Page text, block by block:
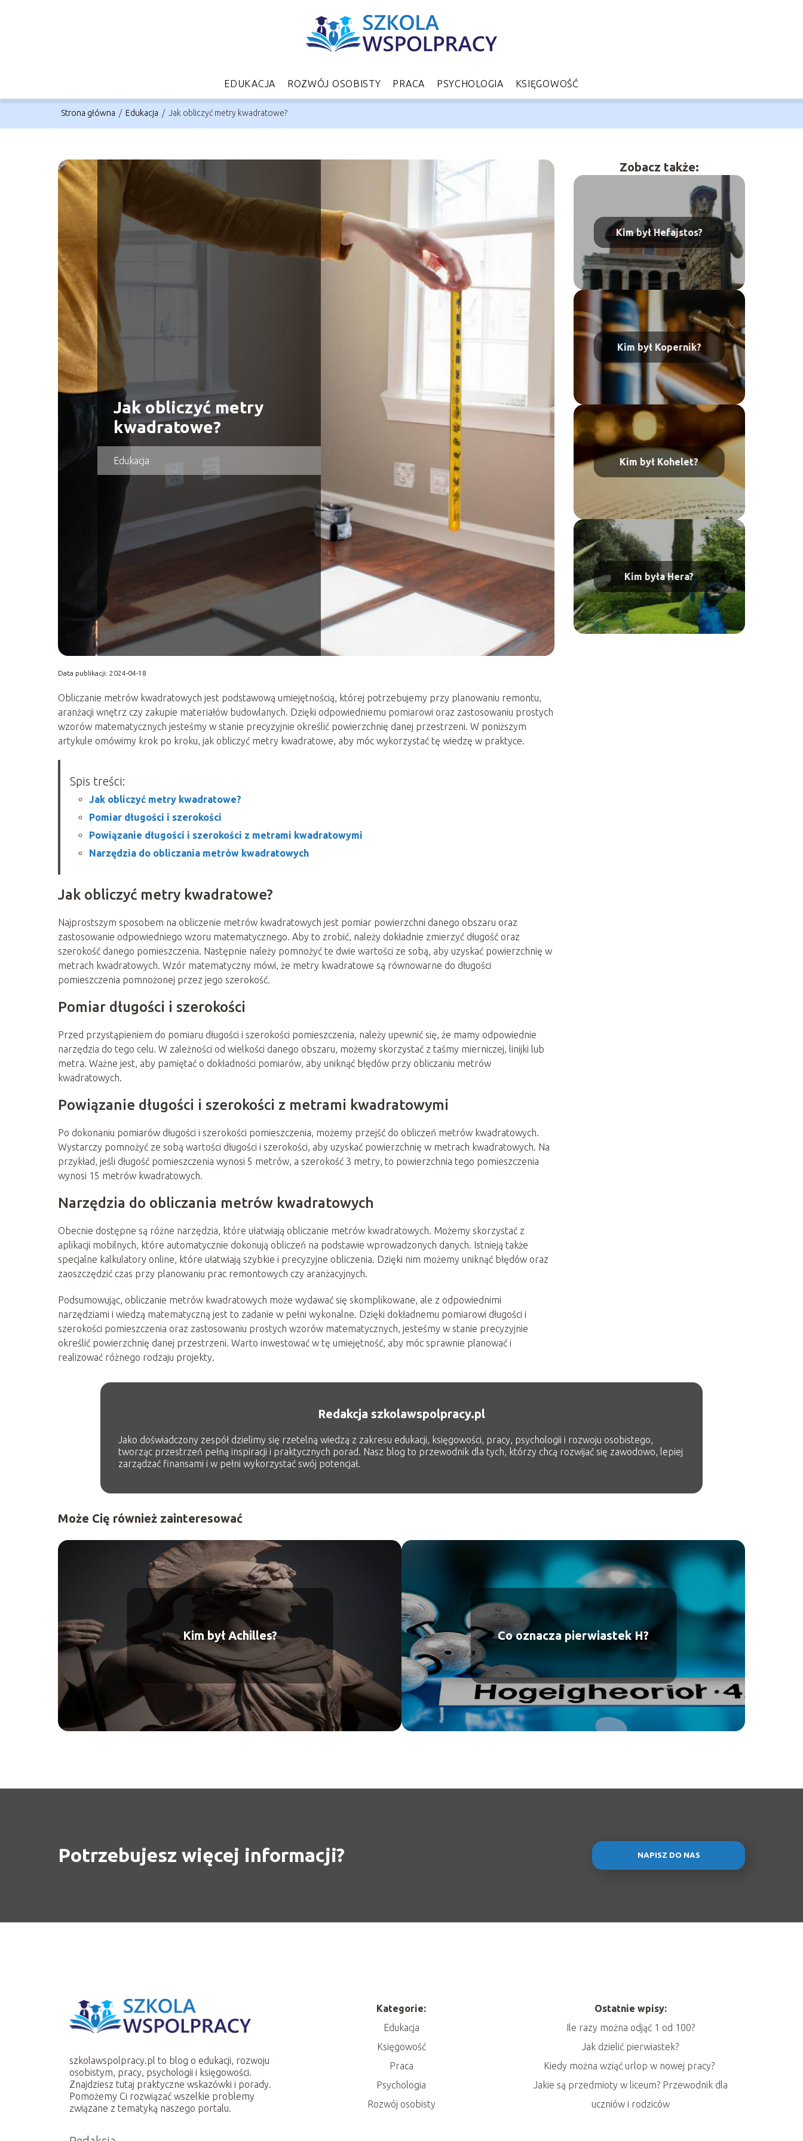
EDUKACJA ROZWÓJ OSOBISTY PRACA PSYCHOLOGIA KSIĘGOWOŚĆ
Strona główna / Edukacja / Jak obliczyć metry kwadratowe?
Jak obliczyć metry
kwadratowe?
Edukacja
Data publikacji: 2024-04-18
Obliczanie metrów kwadratowych jest podstawową umiejętnością, której potrzebujemy przy planowaniu remontu,
aranżacji wnętrz czy zakupie materiałów budowlanych. Dzięki odpowiedniemu pomiarowi oraz zastosowaniu prostych
wzorów matematycznych jesteśmy w stanie precyzyjnie określić powierzchnię danej przestrzeni. W poniższym
artykule omówimy krok po kroku, jak obliczyć metry kwadratowe, aby móc wykorzystać tę wiedzę w praktyce.
Spis treści:
Jak obliczyć metry kwadratowe?
Pomiar długości i szerokości
Powiązanie długości i szerokości z metrami kwadratowymi
Narzędzia do obliczania metrów kwadratowych
Jak obliczyć metry kwadratowe?
Najprostszym sposobem na obliczenie metrów kwadratowych jest pomiar powierzchni danego obszaru oraz
zastosowanie odpowiedniego wzoru matematycznego. Aby to zrobić, należy dokładnie zmierzyć długość oraz
szerokość danego pomieszczenia. Następnie należy pomnożyć te dwie wartości ze sobą, aby uzyskać powierzchnię w
metrach kwadratowych. Wzór matematyczny mówi, że metry kwadratowe są równowarne do długości
pomieszczenia pomnożonej przez jego szerokość.
Pomiar długości i szerokości
Przed przystąpieniem do pomiaru długości i szerokości pomieszczenia, należy upewnić się, że mamy odpowiednie
narzędzia do tego celu. W zależności od wielkości danego obszaru, możemy skorzystać z taśmy mierniczej, linijki lub
metra. Ważne jest, aby pamiętać o dokładności pomiarów, aby uniknąć błędów przy obliczaniu metrów
kwadratowych.
Powiązanie długości i szerokości z metrami kwadratowymi
Po dokonaniu pomiarów długości i szerokości pomieszczenia, możemy przejść do obliczeń metrów kwadratowych.
Wystarczy pomnożyć ze sobą wartości długości i szerokości, aby uzyskać powierzchnię w metrach kwadratowych. Na
przykład, jeśli długość pomieszczenia wynosi 5 metrów, a szerokość 3 metry, to powierzchnia tego pomieszczenia
wynosi 15 metrów kwadratowych.
Narzędzia do obliczania metrów kwadratowych
Obecnie dostępne są różne narzędzia, które ułatwiają obliczanie metrów kwadratowych. Możemy skorzystać z
aplikacji mobilnych, które automatycznie dokonują obliczeń na podstawie wprowadzonych danych. Istnieją także
specjalne kalkulatory online, które ułatwiają szybkie i precyzyjne obliczenia. Dzięki nim możemy uniknąć błędów oraz
zaoszczędzić czas przy planowaniu prac remontowych czy aranżacyjnych.
Podsumowując, obliczanie metrów kwadratowych może wydawać się skomplikowane, ale z odpowiednimi
narzędziami i wiedzą matematyczną jest to zadanie w pełni wykonalne. Dzięki dokładnemu pomiarowi długości i
szerokości pomieszczenia oraz zastosowaniu prostych wzorów matematycznych, jesteśmy w stanie precyzyjnie
określić powierzchnię danej przestrzeni. Warto inwestować w tę umiejętność, aby móc sprawnie planować i
realizować różnego rodzaju projekty.
Zobacz także:
Kim był Hefajstos?
Kim był Kopernik?
Kim był Kohelet?
Kim była Hera?
Redakcja szkolawspolpracy.pl
Jako doświadczony zespół dzielimy się rzetelną wiedzą z zakresu edukacji, księgowości, pracy, psychologii i rozwoju osobistego,
tworząc przestrzeń pełną inspiracji i praktycznych porad. Nasz blog to przewodnik dla tych, którzy chcą rozwijać się zawodowo, lepiej
zarządzać finansami i w pełni wykorzystać swój potencjał.
Może Cię również zainteresować
Kim był Achilles? Co oznacza pierwiastek H?
Potrzebujesz więcej informacji? NAPISZ DO NAS
szkolawspolpracy.pl to blog o edukacji, rozwoju
osobistym, pracy, psychologii i księgowości.
Znajdziesz tutaj praktyczne wskazówki i porady.
Pomożemy Ci rozwiązać wszelkie problemy
związane z tematyką naszego portalu.
Kategorie:
Edukacja
Księgowość
Praca
Psychologia
Rozwój osobisty
Ostatnie wpisy:
Ile razy można odjąć 1 od 100?
Jak dzielić pierwiastek?
Kiedy można wziąć urlop w nowej pracy?
Jakie są przedmioty w liceum? Przewodnik dla
uczniów i rodziców